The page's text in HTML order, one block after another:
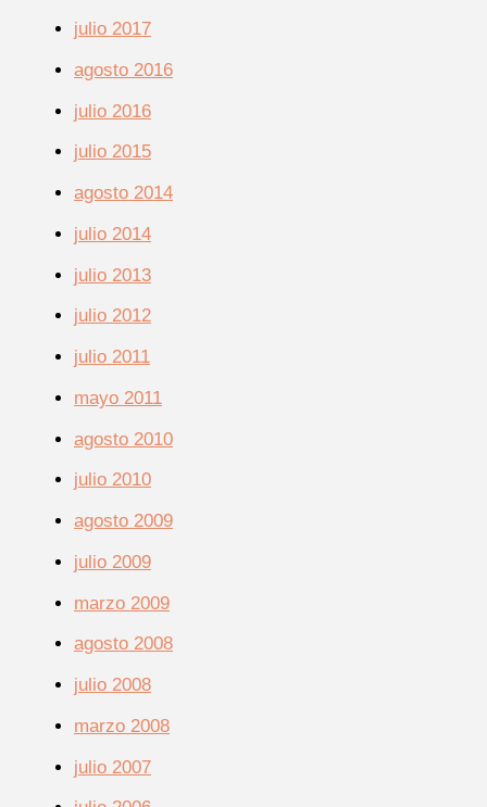
julio 2017
agosto 2016
julio 2016
julio 2015
agosto 2014
julio 2014
julio 2013
julio 2012
julio 2011
mayo 2011
agosto 2010
julio 2010
agosto 2009
julio 2009
marzo 2009
agosto 2008
julio 2008
marzo 2008
julio 2007